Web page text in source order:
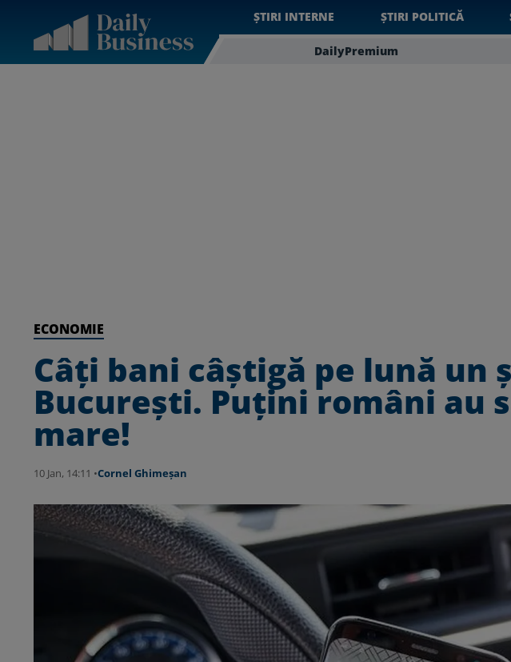
ȘTIRI INTERNE ȘTIRI POLITICĂ
DailyPremium
ECONOMIE
Câţi bani câştigă pe lună un
Bucureşti. Puţini români au
mare!
10 Jan, 14:11 •Cornel Ghimeșan